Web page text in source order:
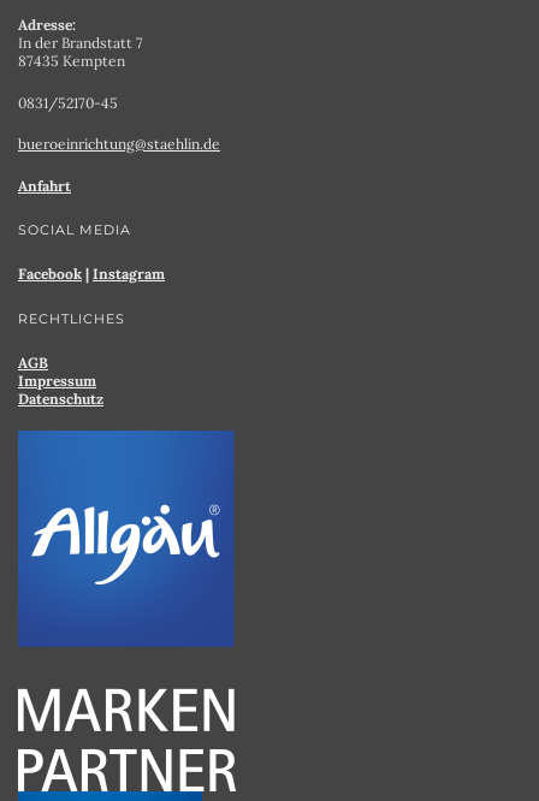
Adresse:
In der Brandstatt 7
87435 Kempten
0831/52170-45
bueroeinrichtung@staehlin.de
Anfahrt
SOCIAL MEDIA
Facebook | Instagram
RECHTLICHES
AGB
Impressum
Datenschutz